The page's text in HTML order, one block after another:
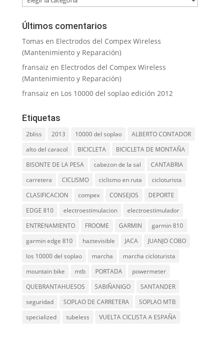
Últimos comentarios
Tomas en Electrodos del Compex Wireless
(Mantenimiento y Reparación)
fransaiz en Electrodos del Compex Wireless
(Mantenimiento y Reparación)
fransaiz en Los 10000 del soplao edición 2012
Etiquetas
2bliss 2013 10000 del soplao
ALBERTO CONTADOR
alto del caracol
BICICLETA
BICICLETA DE MONTAÑA
BISONTE DE LA PESA
cabezon de la sal
CANTABRIA
carretera
CICLISMO ciclismo en ruta
cicloturista
CLASIFICACION
compex CONSEJOS
DEPORTE
EDGE 810
electroestimulacion
electroestimulador
ENTRENAMIENTO
FROOME GARMIN
garmin 810
garmin edge 810
haztevisible JACA
JUANJO COBO
los 10000 del soplao
marcha
marcha cicloturista
mountain bike
mtb PORTADA
powermeter
QUEBRANTAHUESOS
SABIÑANIGO
SANTANDER
seguridad
SOPLAO DE CARRETERA
SOPLAO MTB
specialized
tubeless VUELTA CICLISTA A ESPAÑA